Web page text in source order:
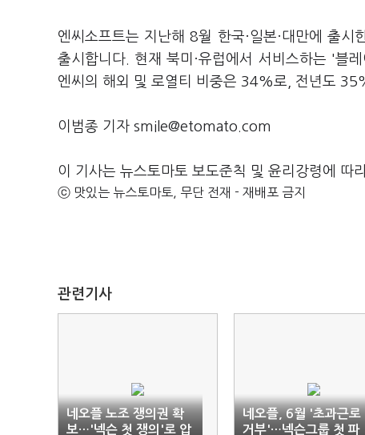
엔씨소프트는 지난해 8월 한국·일본·대만에 출
출시합니다. 현재 북미·유럽에서 서비스하는 '블
엔씨의 해외 및 로열티 비중은 34%로, 전년도
이범종 기자 smile@etomato.com
이 기사는 뉴스토마토 보도준칙 및 윤리강령에 따
ⓒ 맛있는 뉴스토마토, 무단 전재 - 재배포 금지
관련기사
네오플 노조 쟁의권 확
보…'넥슨 첫 쟁의'로 압
네오플, 6월 '초과근로
거부'…넥슨그룹 첫 파